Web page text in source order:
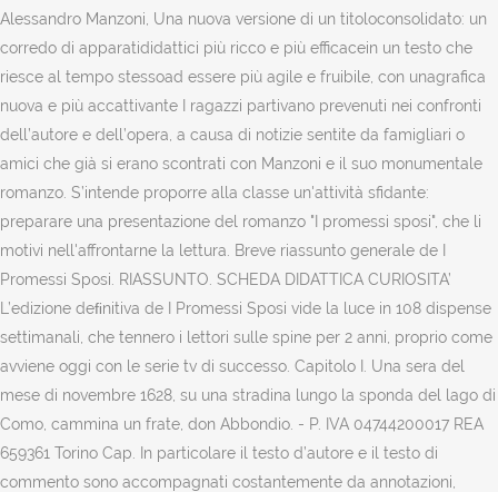
Alessandro Manzoni, Una nuova versione di un titoloconsolidato: un
corredo di apparatididattici più ricco e più efficacein un testo che
riesce al tempo stessoad essere più agile e fruibile, con unagrafica
nuova e più accattivante I ragazzi partivano prevenuti nei confronti
dell’autore e dell’opera, a causa di notizie sentite da famigliari o
amici che già si erano scontrati con Manzoni e il suo monumentale
romanzo. S’intende proporre alla classe un'attività sfidante:
preparare una presentazione del romanzo "I promessi sposi", che li
motivi nell'affrontarne la lettura. Breve riassunto generale de I
Promessi Sposi. RIASSUNTO. SCHEDA DIDATTICA CURIOSITA’
L’edizione deﬁnitiva de I Promessi Sposi vide la luce in 108 dispense
settimanali, che tennero i lettori sulle spine per 2 anni, proprio come
avviene oggi con le serie tv di successo. Capitolo I. Una sera del
mese di novembre 1628, su una stradina lungo la sponda del lago di
Como, cammina un frate, don Abbondio. - P. IVA 04744200017 REA
659361 Torino Cap. In particolare il testo d’autore e il testo di
commento sono accompagnati costantemente da annotazioni,